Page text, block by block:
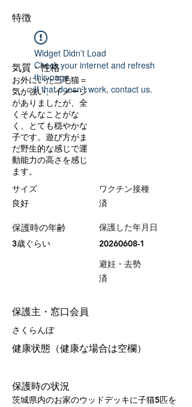
特徴
Widget Didn’t Load
Check your internet and refresh
this page.
If that doesn’t work, contact us.
気質・性格
お外にいた三毛猫＝
気が強い、イメージ
がありましたが、全
くそんなことがな
く、とても穏やかな
子です。遊び方がま
だ野生的な感じで運
動能力の高さを感じ
ます。
サイズ
良好
保護時の年齢
3歳ぐらい
ワクチン接種
済
保護した年月日
20260608-1
避妊・去勢
済
保護主・窓口会員
さくらんぼ
健康状態（健康な場合は空欄）
保護時の状況
茨城県内のお家のウッドデッキに子猫5匹を